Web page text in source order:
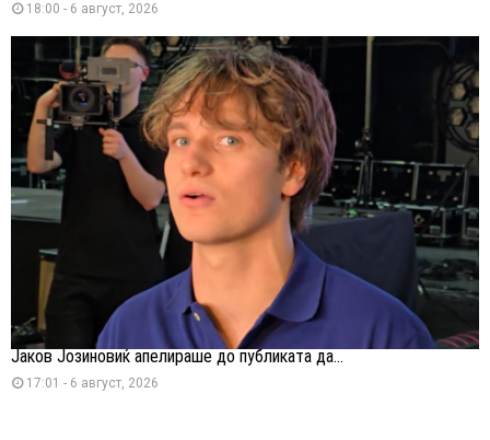
18:00 - 6 август, 2026
Јаков Јозиновиќ апелираше до публиката да...
17:01 - 6 август, 2026